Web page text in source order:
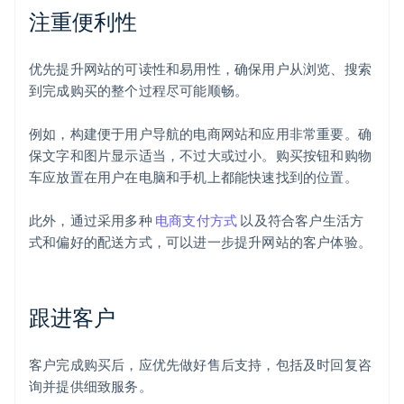
注重便利性
优先提升网站的可读性和易用性，确保用户从浏览、搜索
到完成购买的整个过程尽可能顺畅。
例如，构建便于用户导航的电商网站和应用非常重要。确
保文字和图片显示适当，不过大或过小。购买按钮和购物
车应放置在用户在电脑和手机上都能快速找到的位置。
此外，通过采用多种 电商支付方式 以及符合客户生活方
式和偏好的配送方式，可以进一步提升网站的客户体验。
跟进客户
客户完成购买后，应优先做好售后支持，包括及时回复咨
询并提供细致服务。